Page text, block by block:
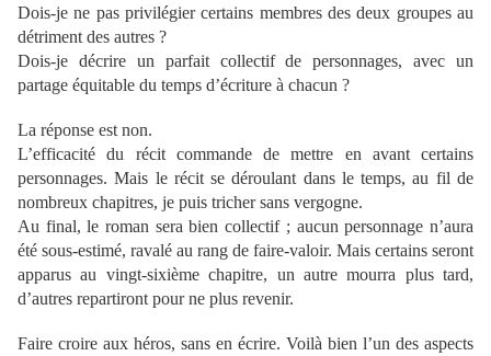
Dois-je ne pas privilégier certains membres des deux groupes au
détriment des autres ?
Dois-je décrire un parfait collectif de personnages, avec un
partage équitable du temps d’écriture à chacun ?
La réponse est non.
L’efficacité du récit commande de mettre en avant certains
personnages. Mais le récit se déroulant dans le temps, au fil de
nombreux chapitres, je puis tricher sans vergogne.
Au final, le roman sera bien collectif ; aucun personnage n’aura
été sous-estimé, ravalé au rang de faire-valoir. Mais certains seront
apparus au vingt-sixième chapitre, un autre mourra plus tard,
d’autres repartiront pour ne plus revenir.
Faire croire aux héros, sans en écrire. Voilà bien l’un des aspects